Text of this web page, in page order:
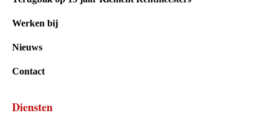
Werken bij
Nieuws
Contact
Diensten